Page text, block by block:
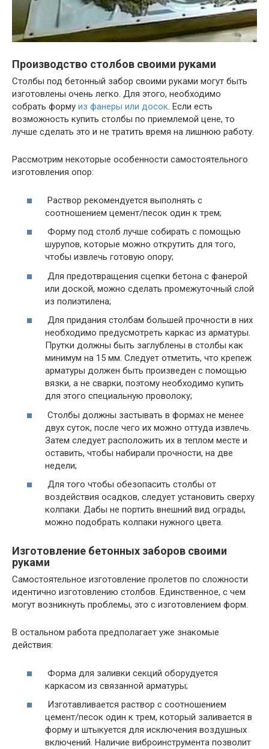
Производство столбов своими руками
Столбы под бетонный забор своими руками могут быть
изготовлены очень легко. Для этого, необходимо
собрать форму из фанеры или досок. Если есть
возможность купить столбы по приемлемой цене, то
лучше сделать это и не тратить время на лишнюю работу.
Рассмотрим некоторые особенности самостоятельного
изготовления опор:
Раствор рекомендуется выполнять с
соотношением цемент/песок один к трем;
Форму под столб лучше собирать с помощью
шурупов, которые можно открутить для того,
чтобы извлечь готовую опору;
Для предотвращения сцепки бетона с фанерой
или доской, можно сделать промежуточный слой
из полиэтилена;
Для придания столбам большей прочности в них
необходимо предусмотреть каркас из арматуры.
Прутки должны быть заглублены в столбы как
минимум на 15 мм. Следует отметить, что крепеж
арматуры должен быть произведен с помощью
вязки, а не сварки, поэтому необходимо купить
для этого специальную проволоку;
Столбы должны застывать в формах не менее
двух суток, после чего их можно оттуда извлечь.
Затем следует расположить их в теплом месте и
оставить, чтобы набирали прочности, на две
недели;
Для того чтобы обезопасить столбы от
воздействия осадков, следует установить сверху
колпаки. Дабы не портить внешний вид ограды,
можно подобрать колпаки нужного цвета.
Изготовление бетонных заборов своими
руками
Самостоятельное изготовление пролетов по сложности
идентично изготовлению столбов. Единственное, с чем
могут возникнуть проблемы, это с изготовлением форм.
В остальном работа предполагает уже знакомые
действия:
Форма для заливки секций оборудуется
каркасом из связанной арматуры;
Изготавливается раствор с соотношением
цемент/песок один к трем, который заливается в
форму и штыкуется для исключения воздушных
включений. Наличие виброинструмента позволит